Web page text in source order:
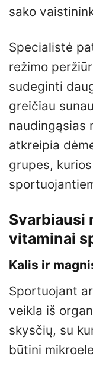
sako
Specialistė
režimo
sudeginti
greičiau
naudingąsias
atkreipia
grupes,
Svarbiausi
vitaminai
Kalis ir
Sportuojant
veikla iš
skysčių, su
būtini